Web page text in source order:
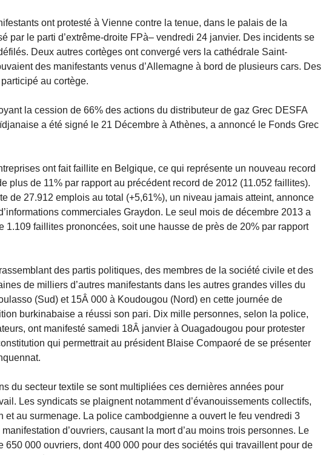
ont protesté à Vienne contre la tenue, dans le palais de la
par le parti d’extrême-droite FPà– vendredi 24 janvier. Des incidents se
Deux autres cortèges ont convergé vers la cathédrale Saint-
des manifestants venus d’Allemagne à bord de plusieurs cars. Des
au cortège.
la cession de 66% des actions du distributeur de gaz Grec DESFA
a été signé le 21 Décembre à Athènes, a annoncé le Fonds Grec
ont fait faillite en Belgique, ce qui représente un nouveau record
plus de 11% par rapport au précédent record de 2012 (11.052 faillites).
de 27.912 emplois au total (+5,61%), un niveau jamais atteint, annonce
commerciales Graydon. Le seul mois de décembre 2013 a
1.109 faillites prononcées, soit une hausse de près de 20% par rapport
des partis politiques, des membres de la société civile et des
de milliers d’autres manifestants dans les autres grandes villes du
(Sud) et 15Â 000 à Koudougou (Nord) en cette journée de
burkinabaise a réussi son pari. Dix mille personnes, selon la police,
ont manifesté samedi 18Â janvier à Ouagadougou pour protester
qui permettrait au président Blaise Compaoré de se présenter
du secteur textile se sont multipliées ces dernières années pour
Les syndicats se plaignent notamment d’évanouissements collectifs,
et au surmenage. La police cambodgienne a ouvert le feu vendredi 3
d’ouvriers, causant la mort d’au moins trois personnes. Le
650 000 ouvriers, dont 400 000 pour des sociétés qui travaillent pour de